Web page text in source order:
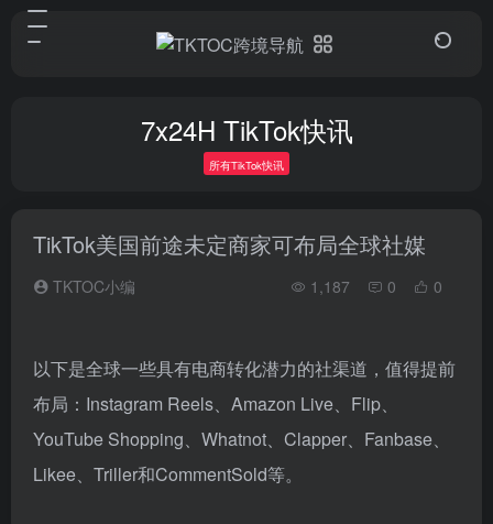
7x24H TikTok快讯
所有TikTok快讯
TikTok美国前途未定商家可布局全球社媒
TKTOC小编 1,187 0 0
以下是全球一些具有电商转化潜力的社渠道，值得提前
布局：Instagram Reels、Amazon Live、Flip、
YouTube Shopping、Whatnot、Clapper、Fanbase、
Likee、Triller和CommentSold等。